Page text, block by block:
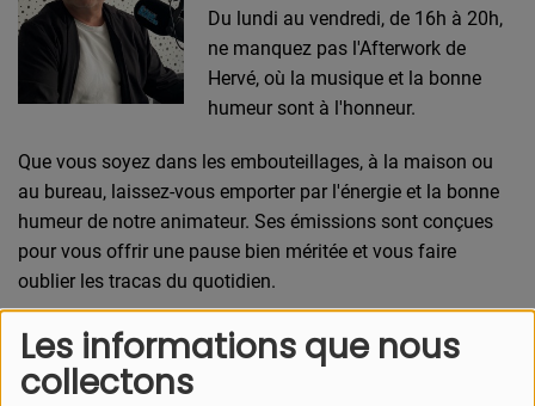
Les informations que nous
collectons
Du lundi au vendredi, de 16h à 20h,
ne manquez pas l'Afterwork de
Hervé, où la musique et la bonne
humeur sont à l'honneur.
Que vous soyez dans les embouteillages, à la maison ou
au bureau, laissez-vous emporter par l'énergie et la bonne
humeur de notre animateur. Ses émissions sont conçues
pour vous offrir une pause bien méritée et vous faire
oublier les tracas du quotidien.